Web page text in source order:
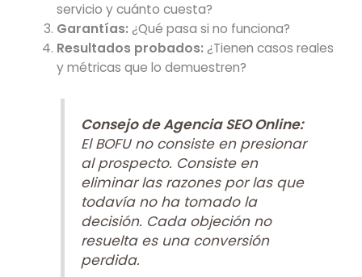
servicio y cuánto cuesta?
Garantías: ¿Qué pasa si no funciona?
Resultados probados: ¿Tienen casos reales
y métricas que lo demuestren?
Consejo de Agencia SEO Online:
El BOFU no consiste en presionar
al prospecto. Consiste en
eliminar las razones por las que
todavía no ha tomado la
decisión. Cada objeción no
resuelta es una conversión
perdida.